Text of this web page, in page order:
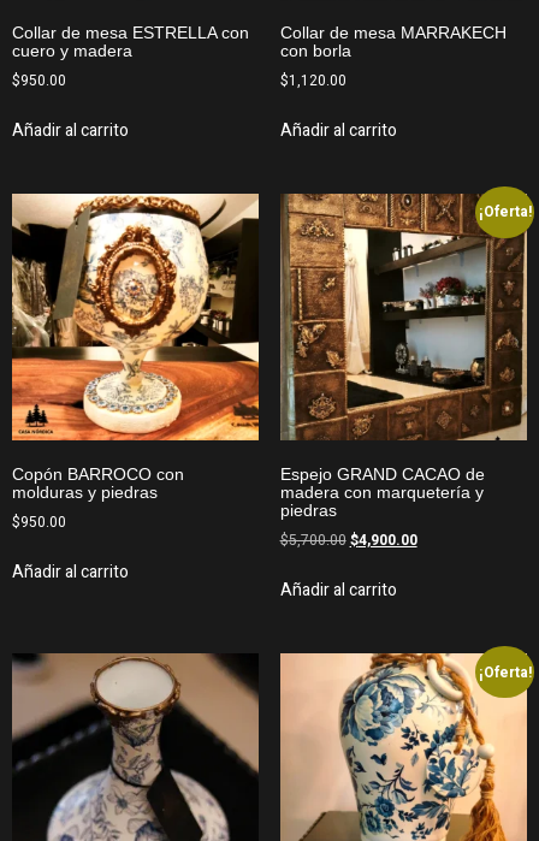
Collar de mesa ESTRELLA con
cuero y madera
$950.00
Añadir al carrito
Collar de mesa MARRAKECH
con borla
$1,120.00
Añadir al carrito
Copón BARROCO con
molduras y piedras
$950.00
Añadir al carrito
¡Oferta!
Espejo GRAND CACAO de
madera con marquetería y
piedras
$5,700.00$4,900.00
Añadir al carrito
¡Oferta!